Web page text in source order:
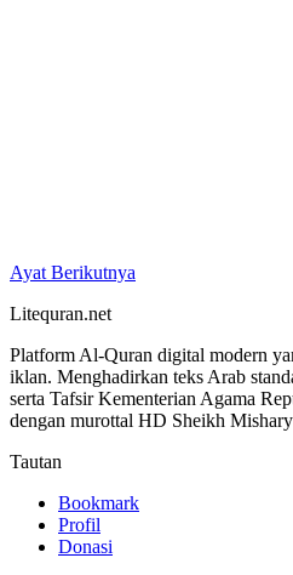
Ayat Berikutnya
Litequran.net
Platform Al-Quran digital modern
iklan. Menghadirkan teks Arab
serta Tafsir Kementerian Agama
dengan murottal HD Sheikh
Tautan
Bookmark
Profil
Donasi